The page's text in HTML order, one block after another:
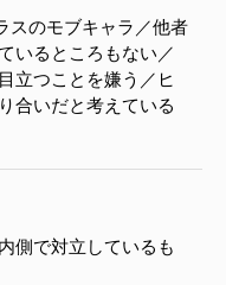
スのモブキャラ／他者
いるところもない／
立つことを嫌う／ヒ
合いだと考えている
側で対立しているも